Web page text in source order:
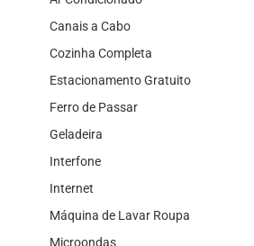
Canais a Cabo
Cozinha Completa
Estacionamento Gratuito
Ferro de Passar
Geladeira
Interfone
Internet
Máquina de Lavar Roupa
Microondas